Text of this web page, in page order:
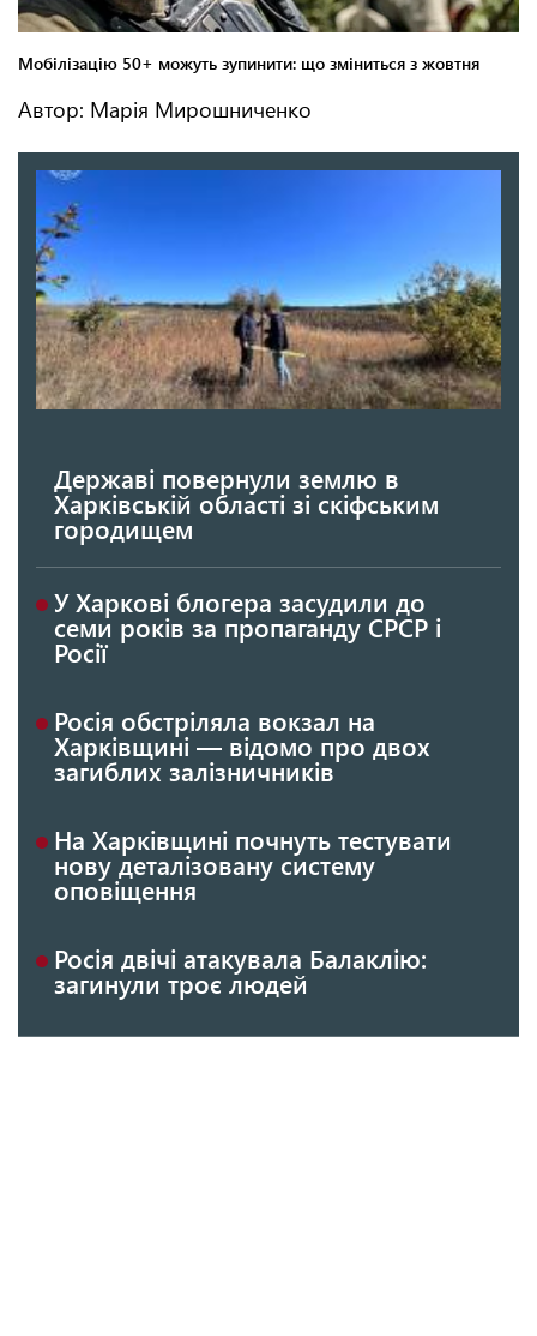
Автор: Марія Мирошниченко
Державі повернули землю в
Харківській області зі скіфським
городищем
У Харкові блогера засудили до
семи років за пропаганду СРСР і
Росії
Росія обстріляла вокзал на
Харківщині — відомо про двох
загиблих залізничників
На Харківщині почнуть тестувати
нову деталізовану систему
оповіщення
Росія двічі атакувала Балаклію:
загинули троє людей